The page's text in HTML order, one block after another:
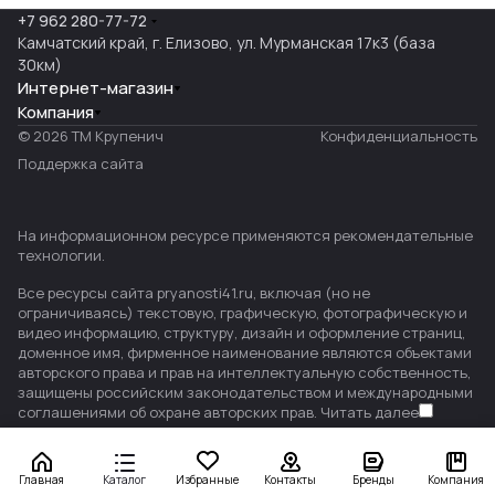
Главная Каталог Избранные Контакты Бренды Компания
+7 962 280-77-72
Камчатский край, г. Елизово, ул. Мурманская 17к3 (база
30км)
Интернет-магазин
Компания
© 2026 ТМ Крупенич
Конфиденциальность
Поддержка сайта
На информационном ресурсе применяются рекомендательные
технологии.
Все ресурсы сайта pryanosti41.ru, включая (но не
ограничиваясь) текстовую, графическую, фотографическую и
видео информацию, структуру, дизайн и оформление страниц,
доменное имя, фирменное наименование являются объектами
авторского права и прав на интеллектуальную собственность,
защищены российским законодательством и международными
соглашениями об охране авторских прав. Читать далее